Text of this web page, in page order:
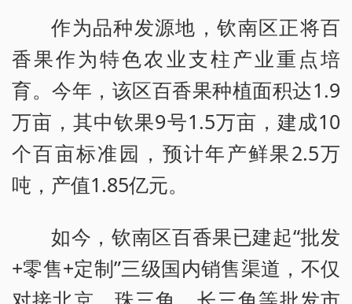
作为品种发源地，钦南区正将百
香果作为特色农业支柱产业重点培
育。今年，该区百香果种植面积达1.9
万亩，其中钦果9号1.5万亩，建成10
个百亩标准园，预计年产鲜果2.5万
吨，产值1.85亿元。
如今，钦南区百香果已建起“批发
+零售+定制”三级国内销售渠道，不仅